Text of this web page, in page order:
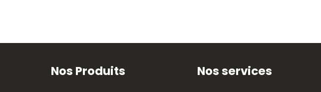
Nos Produits Nos services